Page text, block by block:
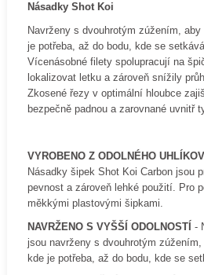
Násadky Shot Koi
Navrženy s dvouhrotým zúžením,
je potřeba, až do bodu, kde se
Vícenásobné filety spolupracují na
lokalizovat letku a zároveň snížily
Zkosené řezy v optimální hloubce
bezpečně padnou a zarovnané uvnitř
VYROBENO Z ODOLNÉHO
Násadky šipek Shot Koi Carbon jsou
pevnost a zároveň lehké použití. Pro
měkkými plastovými šipkami.
NAVRŽENO S VYŠŠÍ ODOLNOSTÍ -
jsou navrženy s dvouhrotým
kde je potřeba, až do bodu, kde se